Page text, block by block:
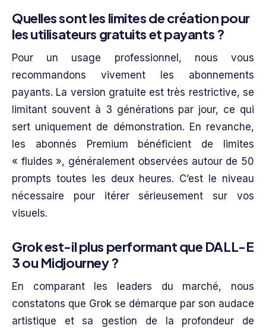
Quelles sont les limites de création pour
les utilisateurs gratuits et payants ?
Pour un usage professionnel, nous vous
recommandons vivement les abonnements
payants. La version gratuite est très restrictive, se
limitant souvent à 3 générations par jour, ce qui
sert uniquement de démonstration. En revanche,
les abonnés Premium bénéficient de limites
« fluides », généralement observées autour de 50
prompts toutes les deux heures. C’est le niveau
nécessaire pour itérer sérieusement sur vos
visuels.
Grok est-il plus performant que DALL-E
3 ou Midjourney ?
En comparant les leaders du marché, nous
constatons que Grok se démarque par son audace
artistique et sa gestion de la profondeur de